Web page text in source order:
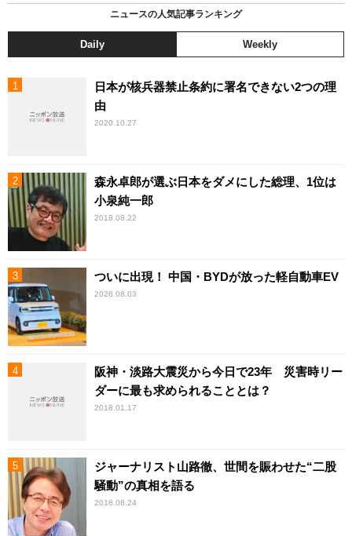
ニュースの人気記事ランキング
Daily Weekly
日本が核兵器禁止条約に署名できない2つの理
由
2020.10.27
森永卓郎が選ぶ日本をダメにした総理、1位は
小泉純一郎
2018.08.22
ついに出現！ 中国・BYDが放った軽自動車EV
2026.08.03
阪神・淡路大震災から今日で23年 災害時リー
ダーに最も求められることとは？
2018.01.17
ジャーナリスト山路徹、世間を賑わせた“二股
騒動”の真相を語る
2018.08.24